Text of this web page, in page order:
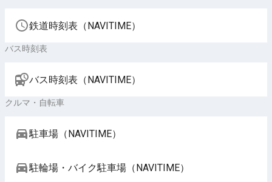
鉄道時刻表（NAVITIME）
バス時刻表
バス時刻表（NAVITIME）
クルマ・自転車
駐車場（NAVITIME）
駐輪場・バイク駐車場（NAVITIME）